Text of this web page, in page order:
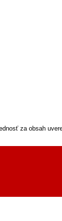
za obsah